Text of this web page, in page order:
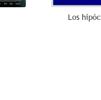
Los